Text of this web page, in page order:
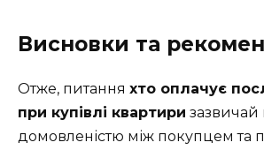
Висновки та
Отже, питання хто оплачує
при купівлі квартири зазвичай
домовленістю між покупцем та